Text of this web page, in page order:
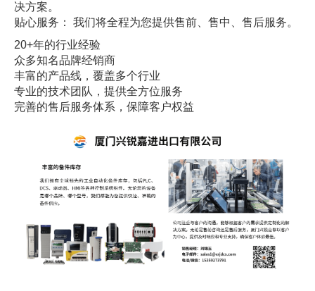
决方案。
贴心服务： 我们将全程为您提供售前、售中、售后服务。
20+年的行业经验
众多知名品牌经销商
丰富的产品线，覆盖多个行业
专业的技术团队，提供全方位服务
完善的售后服务体系，保障客户权益